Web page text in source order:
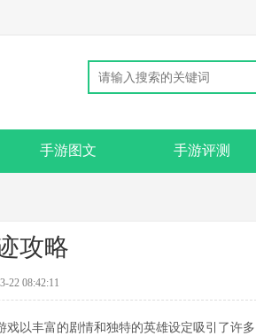
手游图文 手游评测
攻略
22 08:42:11
以丰富的剧情和独特的英雄设定吸引了许多